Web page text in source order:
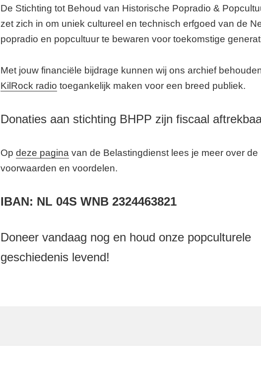
De Stichting tot Behoud van Historische Popradio &
zet zich in om uniek cultureel en technisch erfgoed van de
popradio en popcultuur te bewaren voor toekomstige
Met jouw financiële bijdrage kunnen wij ons archief
KilRock radio toegankelijk maken voor een breed publiek.
Donaties aan stichting BHPP zijn fiscaal
Opdeze pagina van de Belastingdienst lees je meer over de
voorwaarden en voordelen.
IBAN: NL 04S WNB 2324463821
Doneer vandaag nog en houd onze popculturele
geschiedenis levend!